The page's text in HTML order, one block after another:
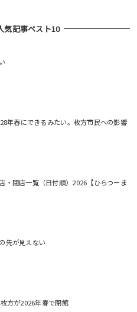
気記事ベスト10
年春にできるみたい。枚方市民への影響
・閉店一覧（日付順）2026【ひらつーま
先が見えない
方が2026年春で閉館